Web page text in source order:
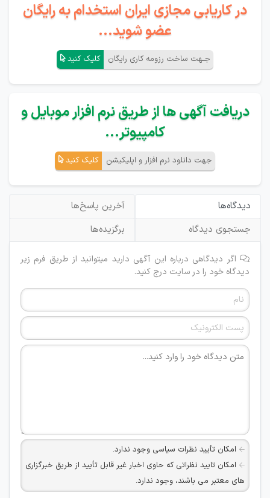
در کاریابی مجازی ایران استخدام به رایگان
عضو شوید...
جـهت ساخت رزومه کاری رایگان کلیک کنید
دریافت آگهی ها از طریق نرم افزار موبایل و
کامپیوتر...
جهت دانلود نرم افزار و اپلیکیشن کلیک کنید
دیدگاه‌ها
آخرین پاسخ‌ها
جستجوی دیدگاه
برگزیده‌ها
اگر دیدگاهی درباره این آگهی دارید میتوانید از طریق فرم زیر
دیدگاه خود را در سایت درج کنید.
امکان تأیید نظرات سیاسی وجود ندارد.
امکان تایید نظراتی که حاوی اخبار غیر قابل تأیید از طریق خبرگزاری
های معتبر می باشند، وجود ندارد.